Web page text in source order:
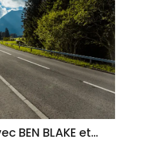
BEN BLAKE et…